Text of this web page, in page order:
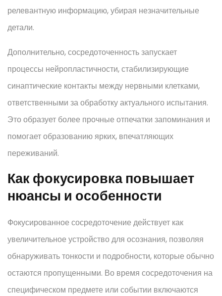
релевантную информацию, убирая незначительные
детали.
Дополнительно, сосредоточенность запускает
процессы нейропластичности, стабилизирующие
синаптические контакты между нервными клетками,
ответственными за обработку актуального испытания.
Это образует более прочные отпечатки запоминания и
помогает образованию ярких, впечатляющих
переживаний.
Как фокусировка повышает
нюансы и особенности
Фокусированное сосредоточение действует как
увеличительное устройство для осознания, позволяя
обнаруживать тонкости и подробности, которые обычно
остаются пропущенными. Во время сосредоточения на
специфическом предмете или событии включаются